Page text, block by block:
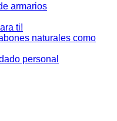
armarios
ti!
naturales como
personal